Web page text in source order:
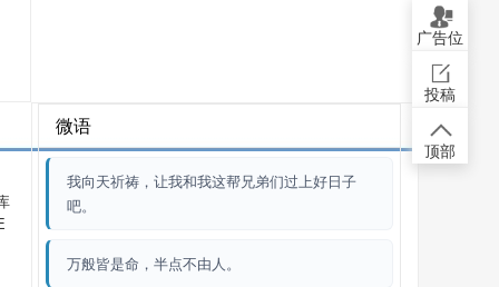
微语
我向天祈祷，让我和我这帮兄弟们过上好日子
吧。
万般皆是命，半点不由人。
广告位
投稿
顶部